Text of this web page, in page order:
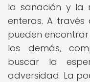
la sanación y la
enteras. A
pueden
los demás,
buscar la
adversidad. La